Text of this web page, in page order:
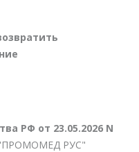
РФ от 23.05.2026 N
РУС"